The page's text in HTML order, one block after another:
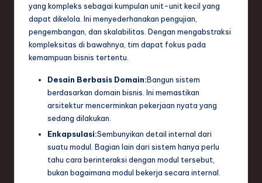
yang kompleks sebagai kumpulan unit-unit kecil yang
dapat dikelola. Ini menyederhanakan pengujian,
pengembangan, dan skalabilitas. Dengan mengabstraksi
kompleksitas di bawahnya, tim dapat fokus pada
kemampuan bisnis tertentu.
Desain Berbasis Domain:Bangun sistem
berdasarkan domain bisnis. Ini memastikan
arsitektur mencerminkan pekerjaan nyata yang
sedang dilakukan.
Enkapsulasi:Sembunyikan detail internal dari
suatu modul. Bagian lain dari sistem hanya perlu
tahu cara berinteraksi dengan modul tersebut,
bukan bagaimana modul bekerja secara internal.